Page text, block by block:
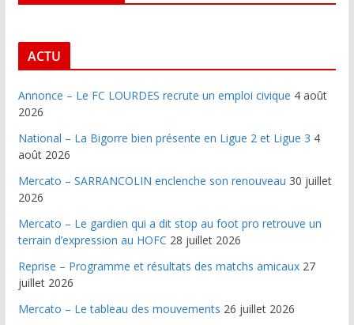
ACTU
Annonce – Le FC LOURDES recrute un emploi civique 4 août
2026
National – La Bigorre bien présente en Ligue 2 et Ligue 3 4
août 2026
Mercato – SARRANCOLIN enclenche son renouveau 30 juillet
2026
Mercato – Le gardien qui a dit stop au foot pro retrouve un
terrain d’expression au HOFC 28 juillet 2026
Reprise – Programme et résultats des matchs amicaux 27
juillet 2026
Mercato – Le tableau des mouvements 26 juillet 2026